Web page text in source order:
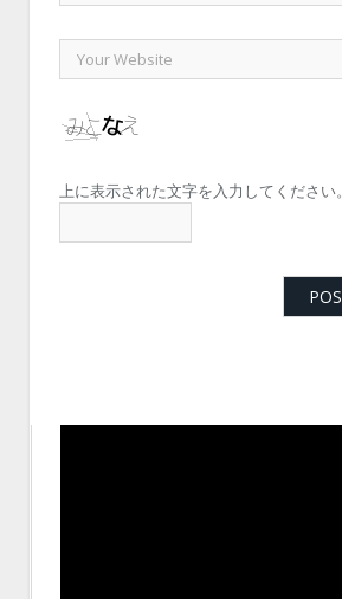
上に表示された文字を入力してください。